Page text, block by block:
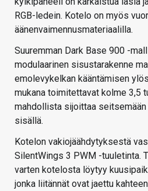
RGB-ledein. Kotelo on myös
äänenvaimennusmateriaalilla.
Suuremman Dark Base 900 -
modulaarinen sisustarakenne
emolevykelkan kääntämisen
mukana toimitettavat kolme 3,5
mahdollista sijoittaa
sisällä.
Kotelon vakiojäähdytyksestä
SilentWings 3 PWM -tuuletinta.
varten kotelosta löytyy
jonka liitännät ovat jaettu